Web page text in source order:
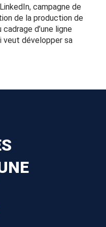
campagne de
de la production de
d’une ligne
veut développer sa